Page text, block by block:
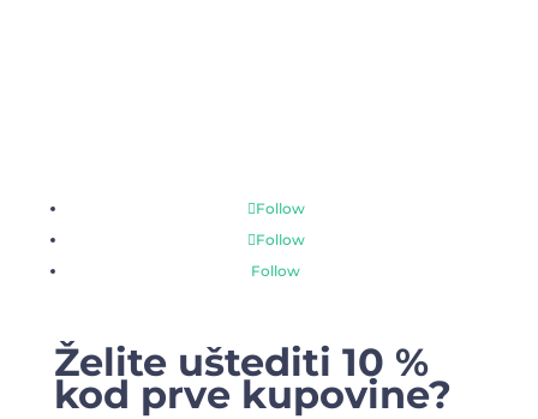
Follow
Follow
Follow
Želite uštediti 10 %
kod prve kupovine?